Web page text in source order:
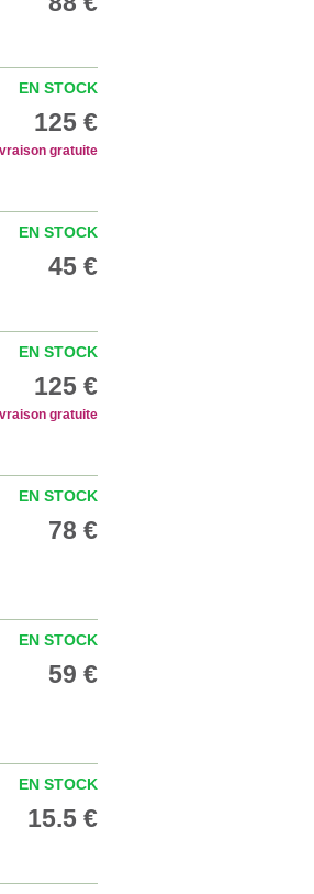
EN STOCK
125 €
gratuite
EN STOCK
45 €
EN STOCK
125 €
gratuite
EN STOCK
78 €
EN STOCK
59 €
EN STOCK
15.5 €